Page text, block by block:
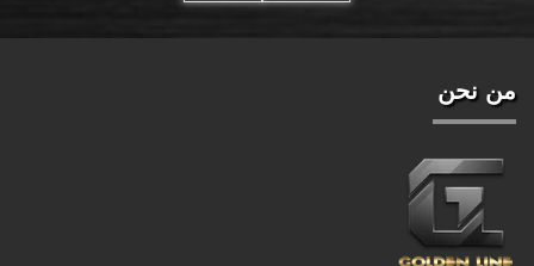
من نحن